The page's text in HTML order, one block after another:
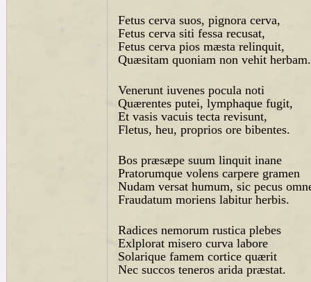
Fetus cerva suos, pignora cerva,
Fetus cerva siti fessa recusat,
Fetus cerva pios mæsta relinquit,
Quæsitam quoniam non vehit herbam.
Venerunt iuvenes pocula noti
Quærentes putei, lymphaque fugit,
Et vasis vacuis tecta revisunt,
Fletus, heu, proprios ore bibentes.
Bos præsæpe suum linquit inane
Pratorumque volens carpere gramen
Nudam versat humum, sic pecus
Fraudatum moriens labitur herbis.
Radices nemorum rustica plebes
Exlplorat misero curva labore
Solarique famem cortice quærit
Nec succos teneros arida præstat.